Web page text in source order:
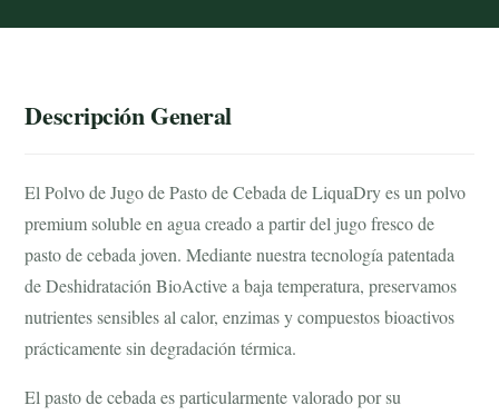
Descripción General
El Polvo de Jugo de Pasto de Cebada de LiquaDry es un polvo
premium soluble en agua creado a partir del jugo fresco de
pasto de cebada joven. Mediante nuestra tecnología patentada
de Deshidratación BioActive a baja temperatura, preservamos
nutrientes sensibles al calor, enzimas y compuestos bioactivos
prácticamente sin degradación térmica.
El pasto de cebada es particularmente valorado por su